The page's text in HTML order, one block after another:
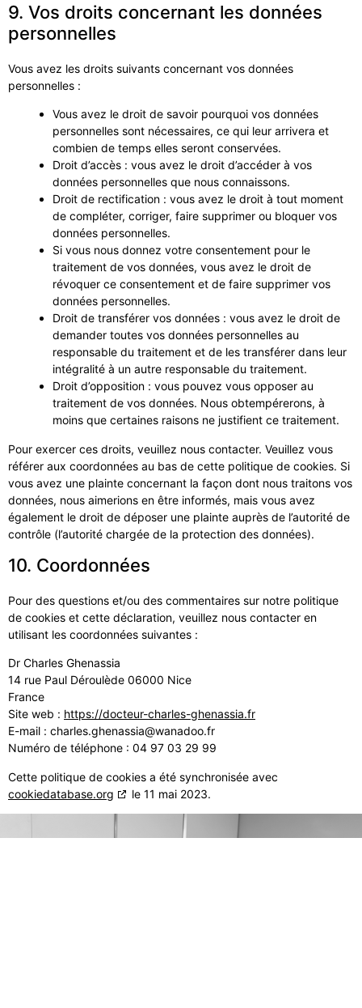
9. Vos droits concernant les données
personnelles
Vous avez les droits suivants concernant vos données
personnelles :
Vous avez le droit de savoir pourquoi vos données
personnelles sont nécessaires, ce qui leur arrivera et
combien de temps elles seront conservées.
Droit d’accès : vous avez le droit d’accéder à vos
données personnelles que nous connaissons.
Droit de rectification : vous avez le droit à tout moment
de compléter, corriger, faire supprimer ou bloquer vos
données personnelles.
Si vous nous donnez votre consentement pour le
traitement de vos données, vous avez le droit de
révoquer ce consentement et de faire supprimer vos
données personnelles.
Droit de transférer vos données : vous avez le droit de
demander toutes vos données personnelles au
responsable du traitement et de les transférer dans leur
intégralité à un autre responsable du traitement.
Droit d’opposition : vous pouvez vous opposer au
traitement de vos données. Nous obtempérerons, à
moins que certaines raisons ne justifient ce traitement.
Pour exercer ces droits, veuillez nous contacter. Veuillez vous
référer aux coordonnées au bas de cette politique de cookies. Si
vous avez une plainte concernant la façon dont nous traitons vos
données, nous aimerions en être informés, mais vous avez
également le droit de déposer une plainte auprès de l’autorité de
contrôle (l’autorité chargée de la protection des données).
10. Coordonnées
Pour des questions et/ou des commentaires sur notre politique
de cookies et cette déclaration, veuillez nous contacter en
utilisant les coordonnées suivantes :
Dr Charles Ghenassia
14 rue Paul Déroulède 06000 Nice
France
Site web : https://docteur-charles-ghenassia.fr
E-mail : charles.ghenassia@wanadoo.fr
Numéro de téléphone : 04 97 03 29 99
Cette politique de cookies a été synchronisée avec
cookiedatabase.org
le 11 mai 2023.